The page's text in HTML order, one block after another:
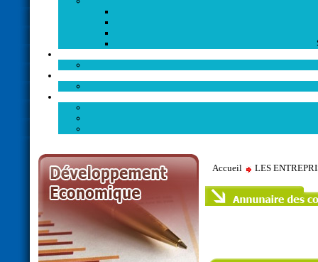
Accueil LES